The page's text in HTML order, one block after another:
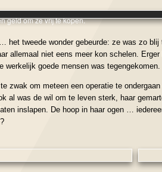
geld om ze vrij te kopen.
het tweede wonder gebeurde: ze was zo
allemaal niet eens meer kon schelen.
werkelijk goede mensen was tegengekomen.
om meteen een operatie te
was de wil om te leven sterk, haar
inslapen. De hoop in haar ogen …